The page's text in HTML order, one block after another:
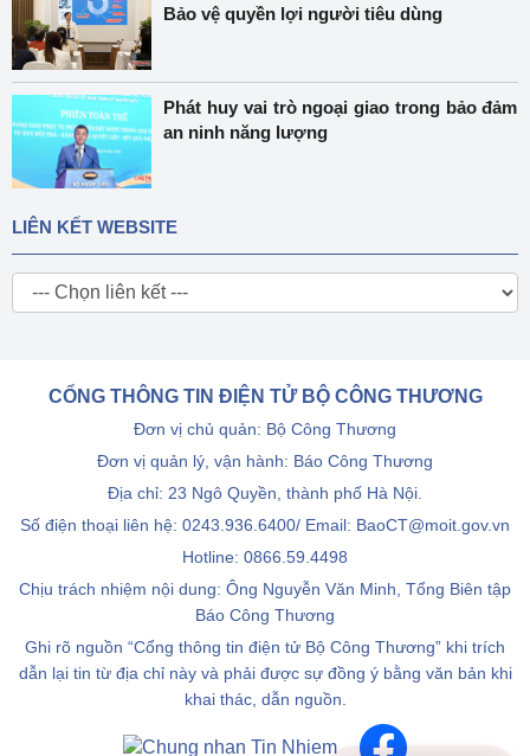
Bảo vệ quyền lợi người tiêu dùng
Phát huy vai trò ngoại giao trong bảo đảm
an ninh năng lượng
LIÊN KẾT WEBSITE
CỔNG THÔNG TIN ĐIỆN TỬ BỘ CÔNG THƯƠNG
Đơn vị chủ quản: Bộ Công Thương
Đơn vị quản lý, vận hành: Báo Công Thương
Địa chỉ: 23 Ngô Quyền, thành phố Hà Nội.
Số điện thoại liên hệ: 0243.936.6400/ Email: BaoCT@moit.gov.vn
Hotline: 0866.59.4498
Chịu trách nhiệm nội dung: Ông Nguyễn Văn Minh, Tổng Biên tập
Báo Công Thương
Ghi rõ nguồn “Cổng thông tin điện tử Bộ Công Thương” khi trích
dẫn lại tin từ địa chỉ này và phải được sự đồng ý bằng văn bản khi
khai thác, dẫn nguồn.